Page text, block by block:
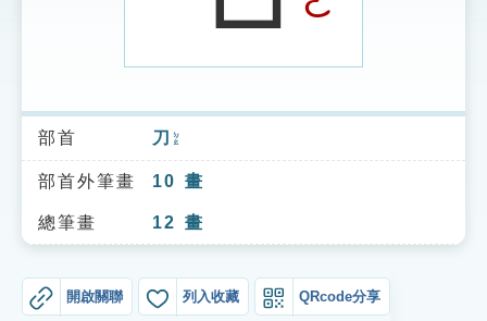
索引選單
知識索引
單字索引
部首 刀 ㄉㄠ
部首外筆畫 10 畫
總筆畫 12 畫
開啟關聯 列入收藏 QRcode分享